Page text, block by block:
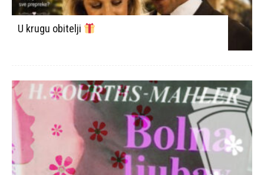
U krugu obitelji